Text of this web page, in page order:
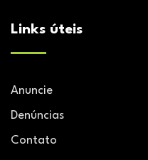
Links úteis
Anuncie
Denúncias
Contato